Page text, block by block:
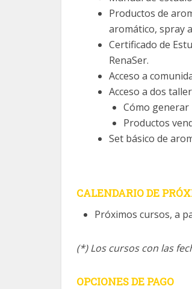
Productos de
aromático, spray
Certificado de
RenaSer.
Acceso a
Acceso a dos
Cómo
Productos
Set básico de
CALENDARIO DE
Próximos cursos, a
(*) Los cursos con las
OPCIONES DE PAGO